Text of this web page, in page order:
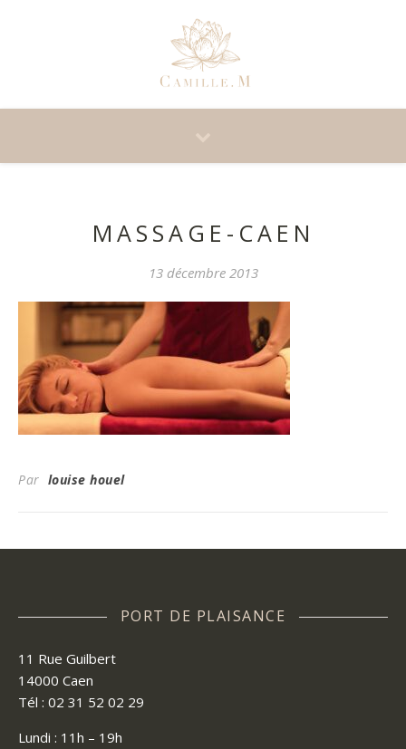
MASSAGE-CAEN
13 décembre 2013
Par louise houel
PORT DE PLAISANCE
11 Rue Guilbert
14000 Caen
Tél : 02 31 52 02 29
Lundi : 11h – 19h